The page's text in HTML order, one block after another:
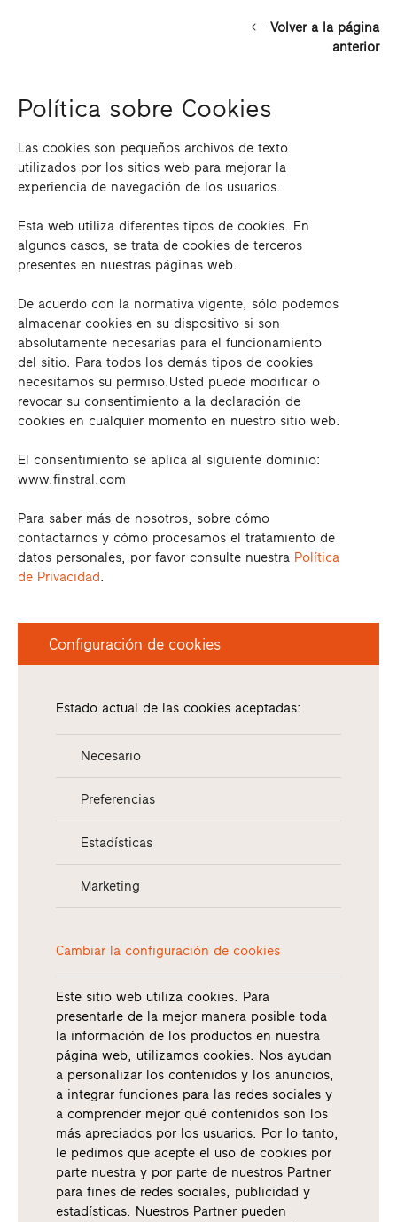
Volver a la página
anterior
Política sobre Cookies
Las cookies son pequeños archivos de texto
utilizados por los sitios web para mejorar la
experiencia de navegación de los usuarios.
Esta web utiliza diferentes tipos de cookies. En
algunos casos, se trata de cookies de terceros
presentes en nuestras páginas web.
De acuerdo con la normativa vigente, sólo podemos
almacenar cookies en su dispositivo si son
absolutamente necesarias para el funcionamiento
del sitio. Para todos los demás tipos de cookies
necesitamos su permiso.Usted puede modificar o
revocar su consentimiento a la declaración de
cookies en cualquier momento en nuestro sitio web.
El consentimiento se aplica al siguiente dominio:
www.finstral.com
Para saber más de nosotros, sobre cómo
contactarnos y cómo procesamos el tratamiento de
datos personales, por favor consulte nuestra Política
de Privacidad.
Configuración de cookies
Estado actual de las cookies aceptadas:
Necesario
Preferencias
Estadísticas
Marketing
Cambiar la configuración de cookies
Este sitio web utiliza cookies. Para
presentarle de la mejor manera posible toda
la información de los productos en nuestra
página web, utilizamos cookies. Nos ayudan
a personalizar los contenidos y los anuncios,
a integrar funciones para las redes sociales y
a comprender mejor qué contenidos son los
más apreciados por los usuarios. Por lo tanto,
le pedimos que acepte el uso de cookies por
parte nuestra y por parte de nuestros Partner
para fines de redes sociales, publicidad y
estadísticas. Nuestros Partner pueden